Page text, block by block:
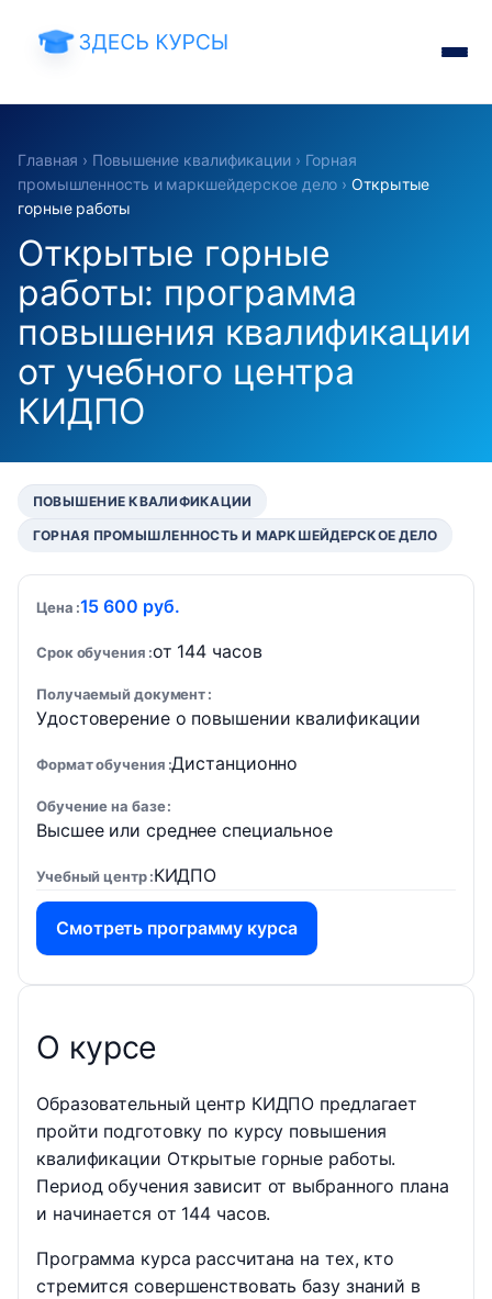
Главная › Повышение квалификации› Горная
промышленность и маркшейдерское дело ›Открытые
горные работы
Открытые горные
работы: программа
повышения квалификации
от учебного центра
КИДПО
ПОВЫШЕНИЕ КВАЛИФИКАЦИИ
ГОРНАЯ ПРОМЫШЛЕННОСТЬ И МАРКШЕЙДЕРСКОЕ ДЕЛО
Цена 15 600 руб.
Срок обучения от 144 часов
Получаемый документ
Удостоверение о повышении квалификации
Формат обучения Дистанционно
Обучение на базе
Высшее или среднее специальное
Учебный центр КИДПО
Смотреть программу курса
О курсе
Образовательный центр КИДПО предлагает
пройти подготовку по курсу повышения
квалификации Открытые горные работы.
Период обучения зависит от выбранного плана
и начинается от 144 часов.
Программа курса рассчитана на тех, кто
стремится совершенствовать базу знаний в